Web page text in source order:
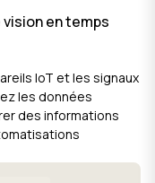
en temps
IoT et les signaux
les données
des informations